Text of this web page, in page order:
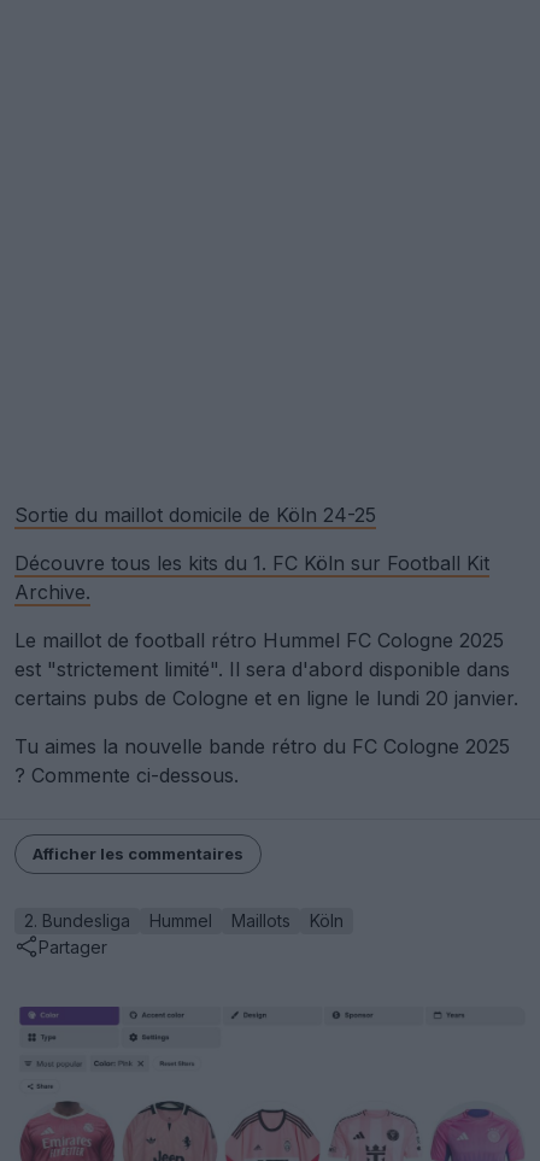
Sortie du maillot domicile de Köln 24-25
Découvre tous les kits du 1. FC Köln sur Football Kit
Archive.
Le maillot de football rétro Hummel FC Cologne 2025
est "strictement limité". Il sera d'abord disponible dans
certains pubs de Cologne et en ligne le lundi 20 janvier.
Tu aimes la nouvelle bande rétro du FC Cologne 2025
? Commente ci-dessous.
Afficher les commentaires
2. Bundesliga Hummel Maillots
Köln
Partager